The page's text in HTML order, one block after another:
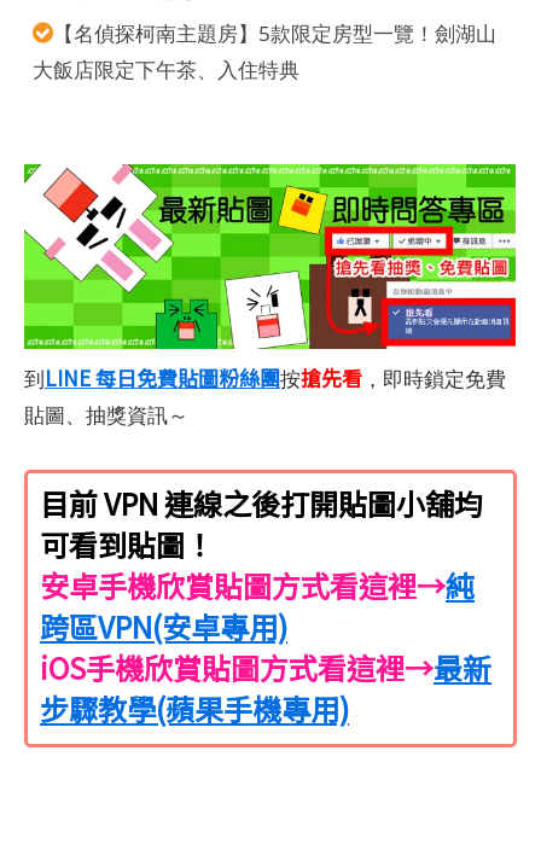
【名偵探柯南主題房】5款限定房型一覽！劍湖山
大飯店限定下午茶、入住特典
到LINE 每日免費貼圖粉絲團按搶先看 ，即時鎖定免費
貼圖、抽獎資訊～
目前 VPN 連線之後打開貼圖小舖均
可看到貼圖！
安卓手機欣賞貼圖方式看這裡→純
跨區VPN(安卓專用)
iOS手機欣賞貼圖方式看這裡→最新
步驟教學(蘋果手機專用)